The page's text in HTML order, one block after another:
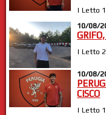
| Letto
10/08/
| Letto
10/08/
CISCO
| Letto